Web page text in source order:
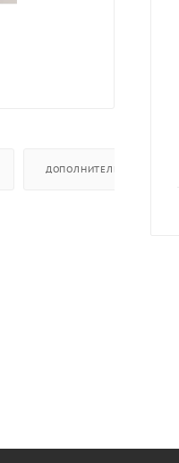
ДОПОЛНИТЕЛЬНО